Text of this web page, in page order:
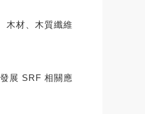
木材、木質纖維
展 SRF 相關應